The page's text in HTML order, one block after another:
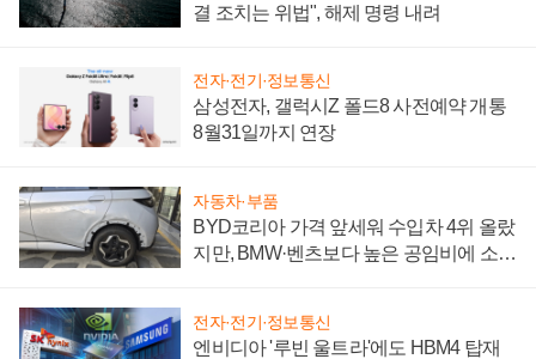
결 조치는 위법", 해제 명령 내려
전자·전기·정보통신
삼성전자, 갤럭시Z 폴드8 사전예약 개통
8월31일까지 연장
자동차·부품
BYD코리아 가격 앞세워 수입차 4위 올랐
지만, BMW·벤츠보다 높은 공임비에 소비
전자·전기·정보통신
엔비디아 '루빈 울트라'에도 HBM4 탑재